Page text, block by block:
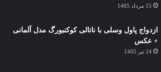
15 مرداد 1405
ازدواج پاول وسلی با ناتالی کوکنبورگ مدل آلمانی
+ عکس
24 تیر 1405